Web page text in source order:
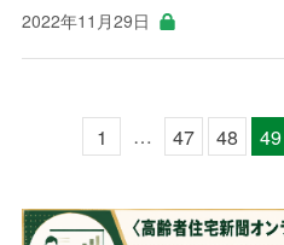
2022年11月29日
1 … 47 48 49